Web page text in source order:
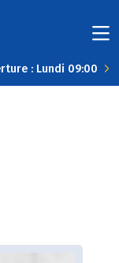
: Lundi 09:00